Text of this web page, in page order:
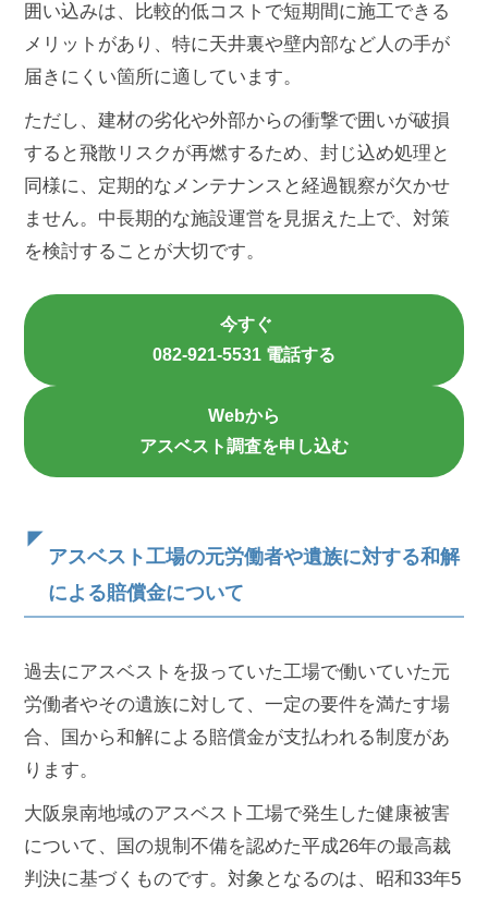
囲い込みは、比較的低コストで短期間に施工できる
メリットがあり、特に天井裏や壁内部など人の手が
届きにくい箇所に適しています。
ただし、建材の劣化や外部からの衝撃で囲いが破損
すると飛散リスクが再燃するため、封じ込め処理と
同様に、定期的なメンテナンスと経過観察が欠かせ
ません。中長期的な施設運営を見据えた上で、対策
を検討することが大切です。
今すぐ
082-921-5531 電話する
Webから
アスベスト調査を申し込む
アスベスト工場の元労働者や遺族に対する和解
による賠償金について
過去にアスベストを扱っていた工場で働いていた元
労働者やその遺族に対して、一定の要件を満たす場
合、国から和解による賠償金が支払われる制度があ
ります。
大阪泉南地域のアスベスト工場で発生した健康被害
について、国の規制不備を認めた平成26年の最高裁
判決に基づくものです。対象となるのは、昭和33年5